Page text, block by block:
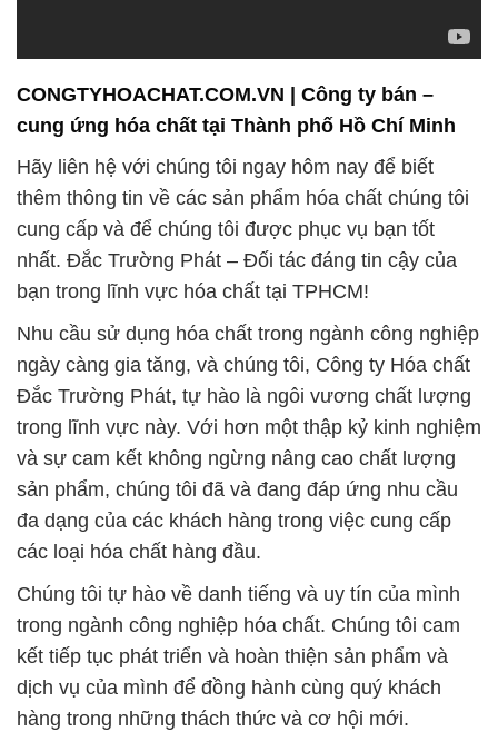
CONGTYHOACHAT.COM.VN | Công ty bán –
cung ứng hóa chất tại Thành phố Hồ Chí Minh
Hãy liên hệ với chúng tôi ngay hôm nay để biết
thêm thông tin về các sản phẩm hóa chất chúng tôi
cung cấp và để chúng tôi được phục vụ bạn tốt
nhất. Đắc Trường Phát – Đối tác đáng tin cậy của
bạn trong lĩnh vực hóa chất tại TPHCM!
Nhu cầu sử dụng hóa chất trong ngành công nghiệp
ngày càng gia tăng, và chúng tôi, Công ty Hóa chất
Đắc Trường Phát, tự hào là ngôi vương chất lượng
trong lĩnh vực này. Với hơn một thập kỷ kinh nghiệm
và sự cam kết không ngừng nâng cao chất lượng
sản phẩm, chúng tôi đã và đang đáp ứng nhu cầu
đa dạng của các khách hàng trong việc cung cấp
các loại hóa chất hàng đầu.
Chúng tôi tự hào về danh tiếng và uy tín của mình
trong ngành công nghiệp hóa chất. Chúng tôi cam
kết tiếp tục phát triển và hoàn thiện sản phẩm và
dịch vụ của mình để đồng hành cùng quý khách
hàng trong những thách thức và cơ hội mới.